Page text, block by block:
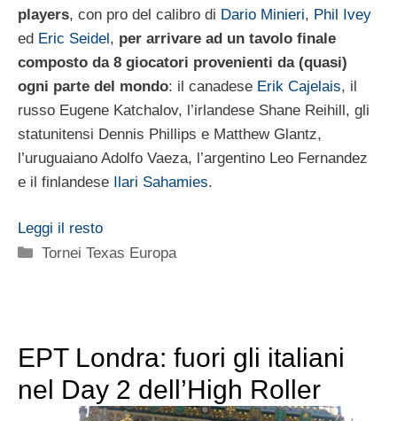
players, con pro del calibro di Dario Minieri, Phil Ivey
ed Eric Seidel, per arrivare ad un tavolo finale
composto da 8 giocatori provenienti da (quasi)
ogni parte del mondo: il canadese Erik Cajelais, il
russo Eugene Katchalov, l’irlandese Shane Reihill, gli
statunitensi Dennis Phillips e Matthew Glantz,
l’uruguaiano Adolfo Vaeza, l’argentino Leo Fernandez
e il finlandese Ilari Sahamies.
Leggi il resto
Categorie
Tornei Texas Europa
EPT Londra: fuori gli italiani
nel Day 2 dell’High Roller